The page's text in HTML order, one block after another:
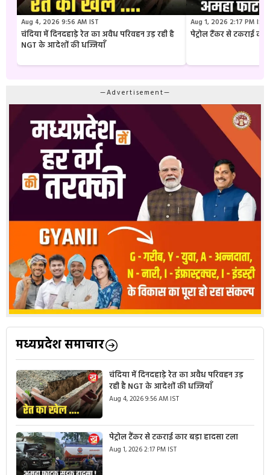
Aug 4, 2026 9:56 AM IST
चंदिया में दिनदहाड़े रेत का अवैध परिवहन उड़ रही है
NGT के आदेशों की धज्जियाँ
Aug 1, 2026 2:17 PM IST
पेट्रोल टैंकर से टकराई
—Advertisement—
मध्यप्रदेश समाचार
चंदिया में दिनदहाड़े रेत का अवैध परिवहन उड़
रही है NGT के आदेशों की धज्जियाँ
Aug 4, 2026 9:56 AM IST
पेट्रोल टैंकर से टकराई कार बड़ा हादसा टला
Aug 1, 2026 2:17 PM IST